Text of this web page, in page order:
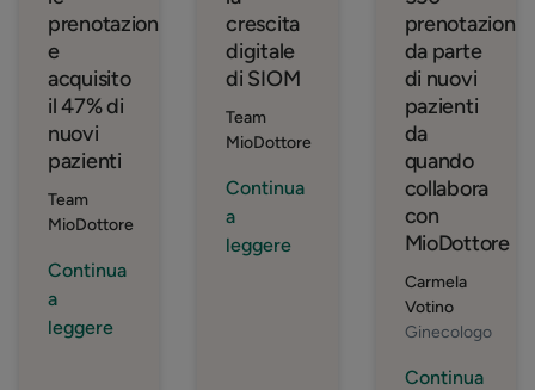
prenotazioni
e
acquisito
il 47% di
nuovi
pazienti
Team
MioDottore
Continua
a
leggere
crescita
digitale
di SIOM
Team
MioDottore
Continua
a
leggere
prenotazioni
da parte
di nuovi
pazienti
da
quando
collabora
con
MioDottore
Carmela
Votino
Ginecologo
Continua